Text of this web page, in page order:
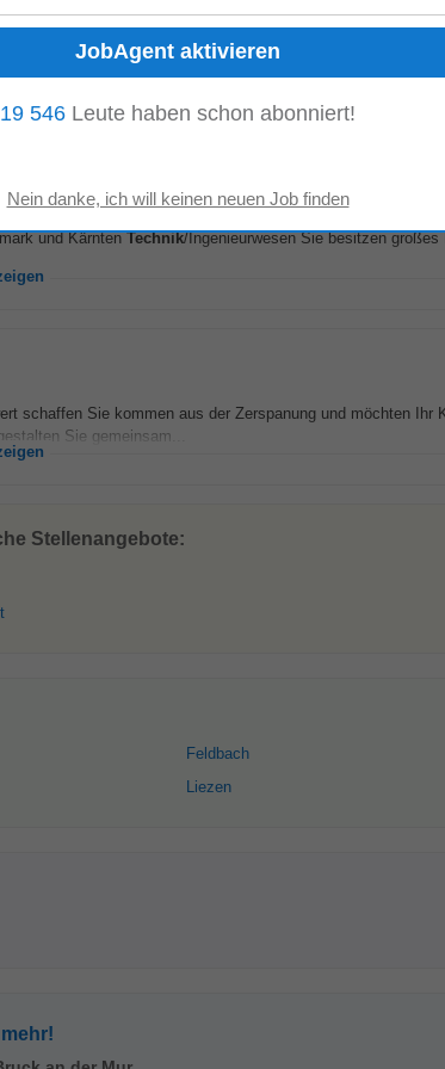
als Tischler, Zimmerer, Mechaniker, Elektriker, KFZ-
und Fingerspitzengefühl...
alt
und KärntenTechnik/Ingenieurwesen Sie besitzen großes
schaffen Sie kommen aus der Zerspanung und möchten Ihr
Sie gemeinsam...
Stellenangebote:
Feldbach
Liezen
19 546 Leute haben schon abonniert!